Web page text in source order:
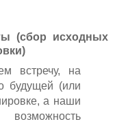
(сбор исходных
встречу, на
будущей (или
а наши